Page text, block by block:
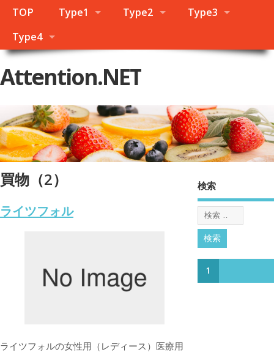
TOP Type1 Type2
Type3
Type4
Attention.NET
買物（2）
ライツフォル
ライツフォルの女性用（レディース）医療用
検索
1